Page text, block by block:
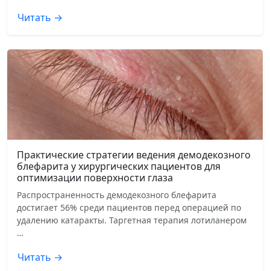
Читать →
Практические стратегии ведения демодекозного
блефарита у хирургических пациентов для
оптимизации поверхности глаза
Распространенность демодекозного блефарита
достигает 56% среди пациентов перед операцией по
удалению катаракты. Таргетная терапия лотиланером
…
Читать →